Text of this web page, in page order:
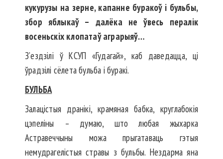
кукурузы на зерне, капанне буракоў і бульбы,
збор яблыкаў – далёка не ўвесь пералік
восеньскіх клопатаў аграрыяў…
З’ездзілі ў КСУП «Гудагай», каб даведацца, ці
ўрадзілі сёлета бульба і буракі.
БУЛЬБА
Залацістыя дранікі, крамяная бабка, круглабокія
цэпеліны – думаю, што любая жыхарка
Астравеччыны можа прыгатаваць гэтыя
немудрагелістыя стравы з бульбы. Нездарма яна